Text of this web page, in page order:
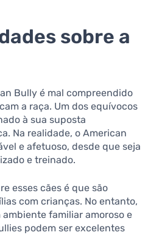
sobre a
Bully é mal compreendido
a raça. Um dos equívocos
à sua suposta
Na realidade, o American
e afetuoso, desde que seja
e treinado.
esses cães é que são
com crianças. No entanto,
familiar amoroso e
podem ser excelentes